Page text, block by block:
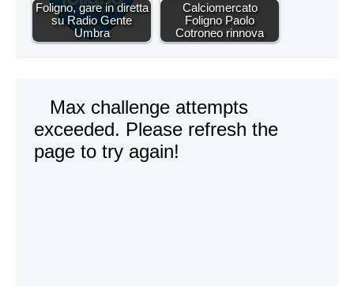
Foligno, gare in diretta
su Radio Gente
Umbra
Calciomercato
Foligno Paolo
Cotroneo rinnova